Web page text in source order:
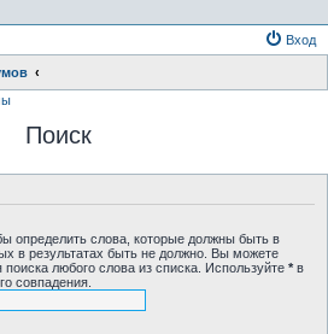
Вход
Поиск
определить слова, которые должны быть в
в результатах быть не должно. Вы можете
поиска любого слова из списка. Используйте * в
совпадения.